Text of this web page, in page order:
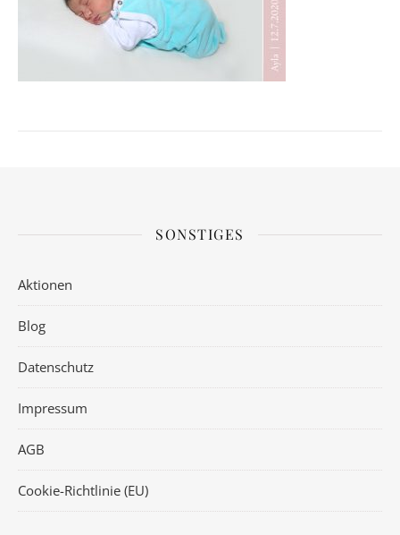
SONSTIGES
Aktionen
Blog
Datenschutz
Impressum
AGB
Cookie-Richtlinie (EU)